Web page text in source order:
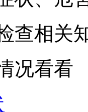
查相关
况看看